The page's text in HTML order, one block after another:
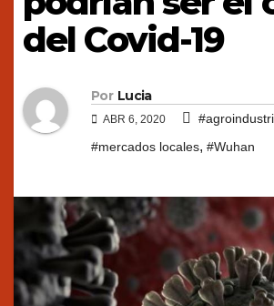
del Covid-19
Por Lucia
ABR 6, 2020
#mercados locales, #Wuhan